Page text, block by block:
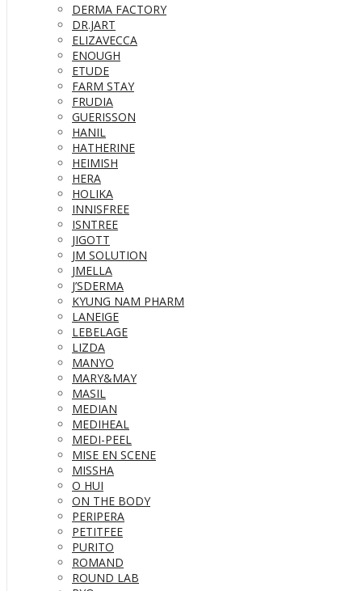
DERMA FACTORY
DR.JART
ELIZAVECCA
ENOUGH
ETUDE
FARM STAY
FRUDIA
GUERISSON
HANIL
HATHERINE
HEIMISH
HERA
HOLIKA
INNISFREE
ISNTREE
JIGOTT
JM SOLUTION
JMELLA
J’SDERMA
KYUNG NAM PHARM
LANEIGE
LEBELAGE
LIZDA
MANYO
MARY&MAY
MASIL
MEDIAN
MEDIHEAL
MEDI-PEEL
MISE EN SCENE
MISSHA
O HUI
ON THE BODY
PERIPERA
PETITFEE
PURITO
ROMAND
ROUND LAB